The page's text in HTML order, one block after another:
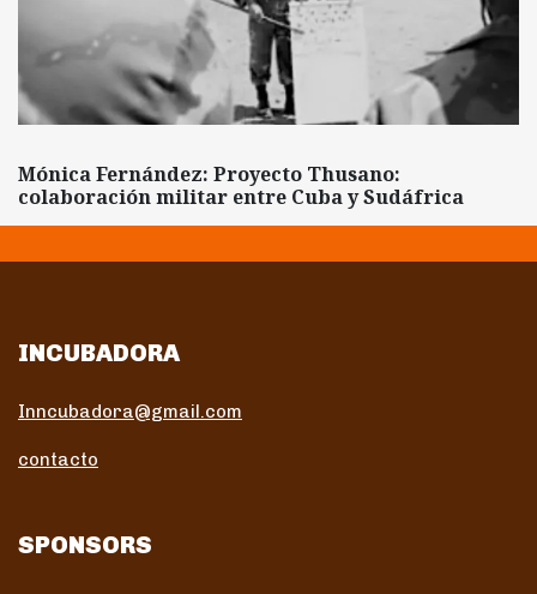
Mónica Fernández: Proyecto Thusano:
colaboración militar entre Cuba y Sudáfrica
INCUBADORA
Inncubadora@gmail.com
contacto
SPONSORS